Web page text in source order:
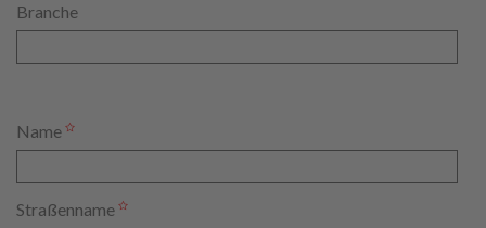
Branche
Name
Straßenname